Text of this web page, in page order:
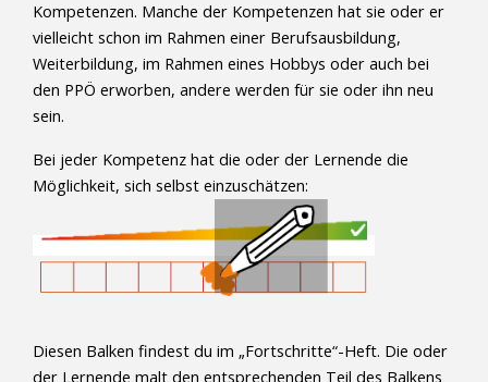
Kompetenzen. Manche der Kompetenzen hat sie oder er
vielleicht schon im Rahmen einer Berufsausbildung,
Weiterbildung, im Rahmen eines Hobbys oder auch bei
den PPÖ erworben, andere werden für sie oder ihn neu
sein.
Bei jeder Kompetenz hat die oder der Lernende die
Möglichkeit, sich selbst einzuschätzen:
Diesen Balken findest du im „Fortschritte“-Heft. Die oder
der Lernende malt den entsprechenden Teil des Balkens